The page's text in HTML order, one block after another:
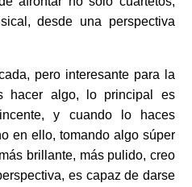
desde una perspectiva
pero interesante para la
hacer algo, lo principal es
y cuando lo haces
en ello, tomando algo súper
brillante, más pulido, creo
es capaz de darse